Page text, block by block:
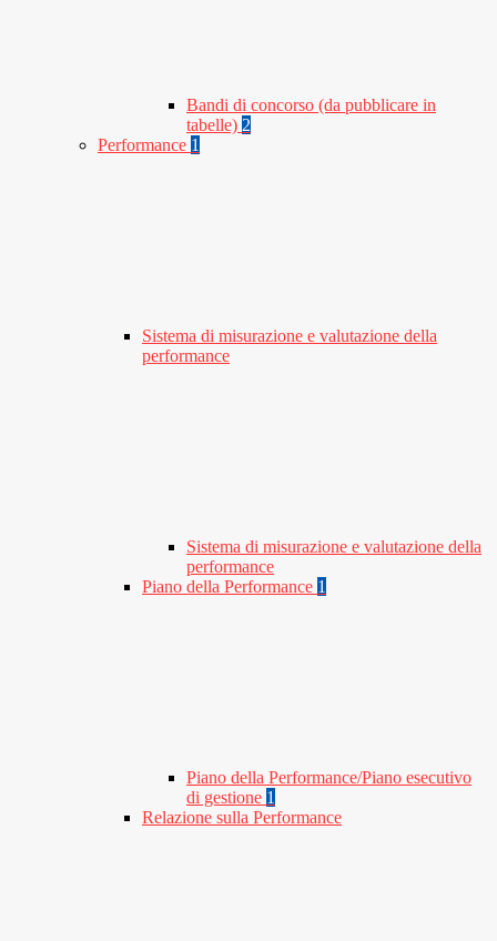
Bandi di concorso (da pubblicare in
tabelle) 2
Performance 1
Sistema di misurazione e valutazione della
performance
Sistema di misurazione e valutazione della
performance
Piano della Performance 1
Piano della Performance/Piano esecutivo
di gestione 1
Relazione sulla Performance